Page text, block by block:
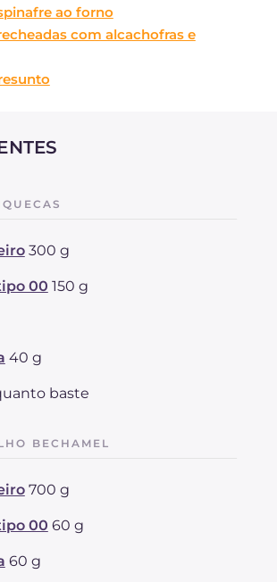
ao forno
com alcachofras e
300 g
00 150 g
40 g
baste
BECHAMEL
700 g
00 60 g
60 g